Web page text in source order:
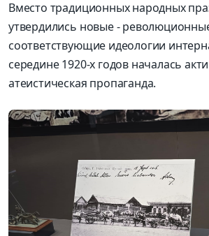
Вместо традиционных народных
утвердились новые -
соответствующие идеологии
середине 1920-х годов началась
атеистическая пропаганда.